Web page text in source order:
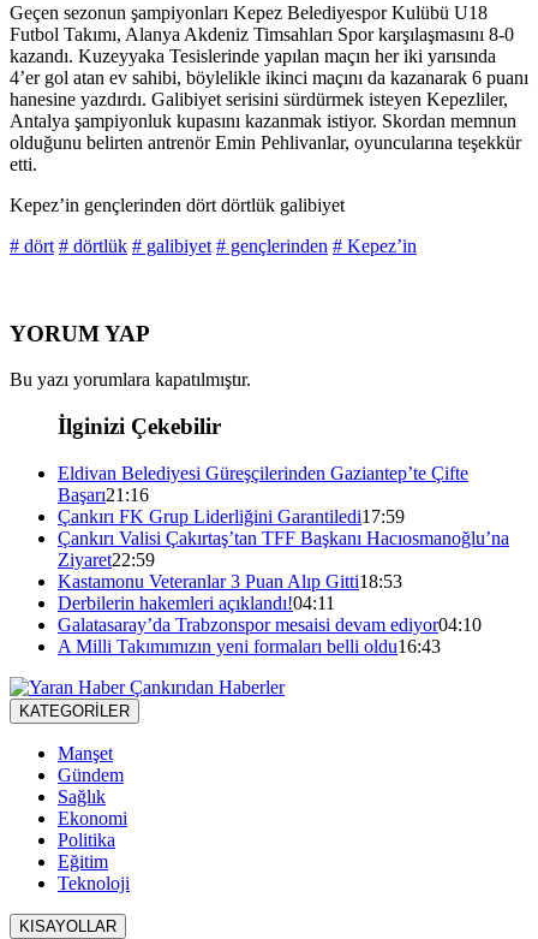
Geçen sezonun şampiyonları Kepez Belediyespor Kulübü U18
Futbol Takımı, Alanya Akdeniz Timsahları Spor karşılaşmasını 8-0
kazandı. Kuzeyyaka Tesislerinde yapılan maçın her iki yarısında
4’er gol atan ev sahibi, böylelikle ikinci maçını da kazanarak 6 puanı
hanesine yazdırdı. Galibiyet serisini sürdürmek isteyen Kepezliler,
Antalya şampiyonluk kupasını kazanmak istiyor. Skordan memnun
olduğunu belirten antrenör Emin Pehlivanlar, oyuncularına teşekkür
etti.
Kepez’in gençlerinden dört dörtlük galibiyet
# dört # dörtlük # galibiyet # gençlerinden # Kepez’in
YORUM YAP
Bu yazı yorumlara kapatılmıştır.
İlginizi Çekebilir
Eldivan Belediyesi Güreşçilerinden Gaziantep’te Çifte
Başarı21:16
Çankırı FK Grup Liderliğini Garantiledi17:59
Çankırı Valisi Çakırtaş’tan TFF Başkanı Hacıosmanoğlu’na
Ziyaret22:59
Kastamonu Veteranlar 3 Puan Alıp Gitti18:53
Derbilerin hakemleri açıklandı!04:11
Galatasaray’da Trabzonspor mesaisi devam ediyor04:10
A Milli Takımımızın yeni formaları belli oldu16:43
KATEGORİLER
Manşet
Gündem
Sağlık
Ekonomi
Politika
Eğitim
Teknoloji
KISAYOLLAR